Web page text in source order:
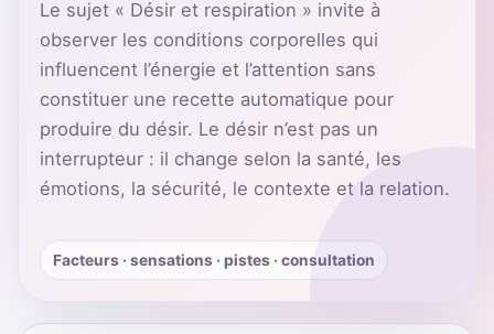
Le sujet « Désir et respiration » invite à
observer les conditions corporelles qui
influencent l’énergie et l’attention sans
constituer une recette automatique pour
produire du désir. Le désir n’est pas un
interrupteur : il change selon la santé, les
émotions, la sécurité, le contexte et la relation.
Facteurs · sensations · pistes · consultation